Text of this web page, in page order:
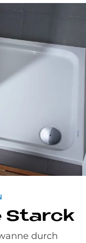
Star­ck
durch